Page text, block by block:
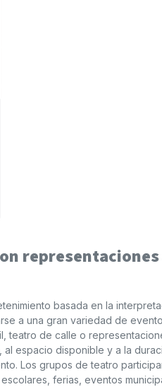
basada en la
a una gran variedad de
teatro de calle o
espacio disponible y a la
Los grupos de teatro
ferias, eventos